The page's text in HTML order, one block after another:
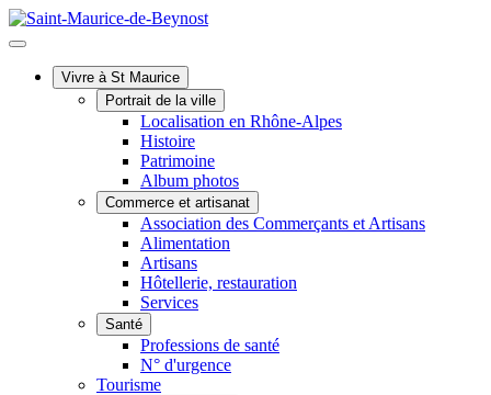
Vivre à St Maurice
Portrait de la ville
Localisation en Rhône-Alpes
Histoire
Patrimoine
Album photos
Commerce et artisanat
Association des Commerçants et Artisans
Alimentation
Artisans
Hôtellerie, restauration
Services
Santé
Professions de santé
N° d'urgence
Tourisme